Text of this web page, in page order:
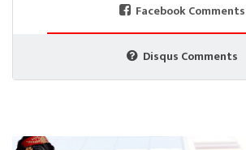
Facebook Comments
Disqus Comments